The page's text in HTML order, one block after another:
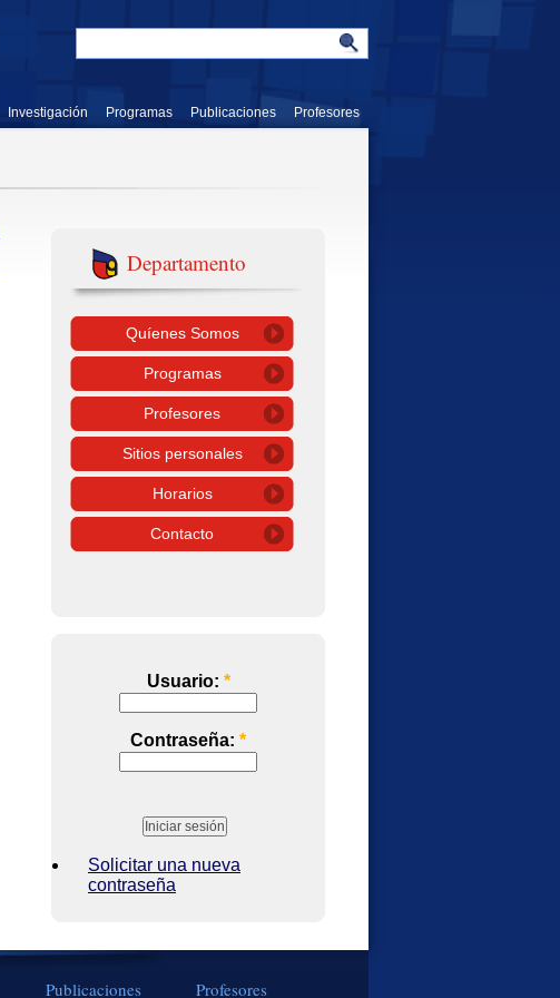
Investigación Programas Publicaciones Profesores
Departamento
Quíenes Somos
Programas
Profesores
Sitios personales
Horarios
Contacto
Usuario: *
Contraseña: *
Solicitar una nueva
contraseña
Publicaciones Profesores